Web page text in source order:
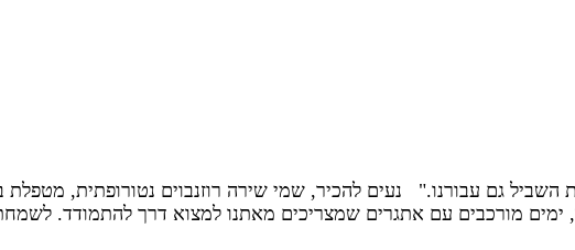
גם עבורנו." נעים להכיר, שמי שירה רוזנבוים נטורופתית,
מורכבים עם אתגרים שמצריכים מאתנו למצוא דרך להתמודד.